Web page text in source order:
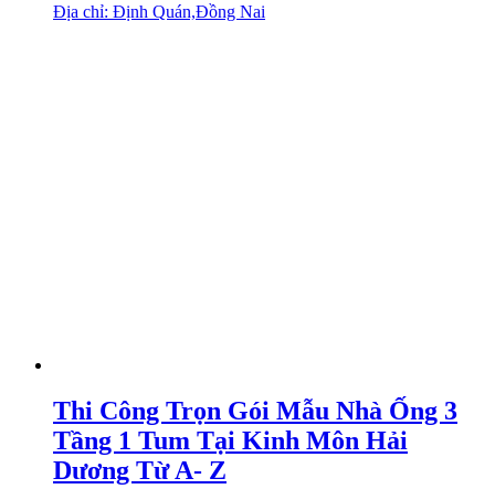
Địa chỉ: Định Quán,Đồng Nai
Thi Công Trọn Gói Mẫu Nhà Ống 3
Tầng 1 Tum Tại Kinh Môn Hải
Dương Từ A- Z